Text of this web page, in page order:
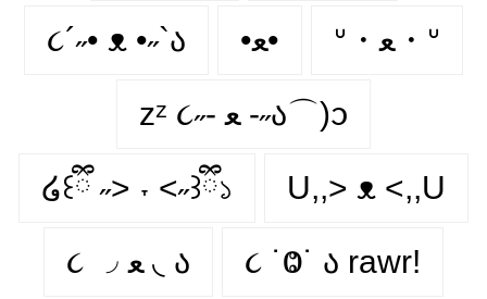
૮´˶• ᴥ •˶`ა •ﻌ• ᐡ・ﻌ・ᐡ
zᶻ ૮˶- ﻌ -˶ა⌒)ᦱ
໒꒰ྀི ˶> ˕ <˶꒱ྀི১ U,,> ᴥ <,,U
૮ ◞ ﻌ ◟ ა ૮ ˙Ⱉ˙ ა rawr!